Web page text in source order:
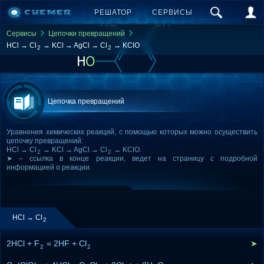
РЕШАТОР СЕРВИСЫ
Сервисы
Цепочки превращений
HCl → Cl 2 → KCl → AgCl → Cl 2 → KClO
Цепочка превращений
Уравнения химических реакций, с помощью которых можно осуществить
цепочку превращений:
HCl → Cl 2 → KCl → AgCl → Cl 2
→ KClO.
➤ – ссылка в конце реакции, ведет на страницу с подробной
информацией о реакции.
HCl → Cl 2
2HCl + F2 = 2HF + Cl2 ➤